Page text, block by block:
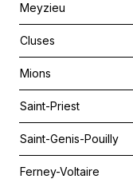
Meyzieu
Cluses
Mions
Saint-Priest
Saint-Genis-Pouilly
Ferney-Voltaire